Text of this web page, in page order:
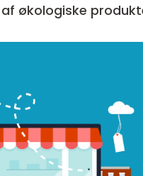
økologiske